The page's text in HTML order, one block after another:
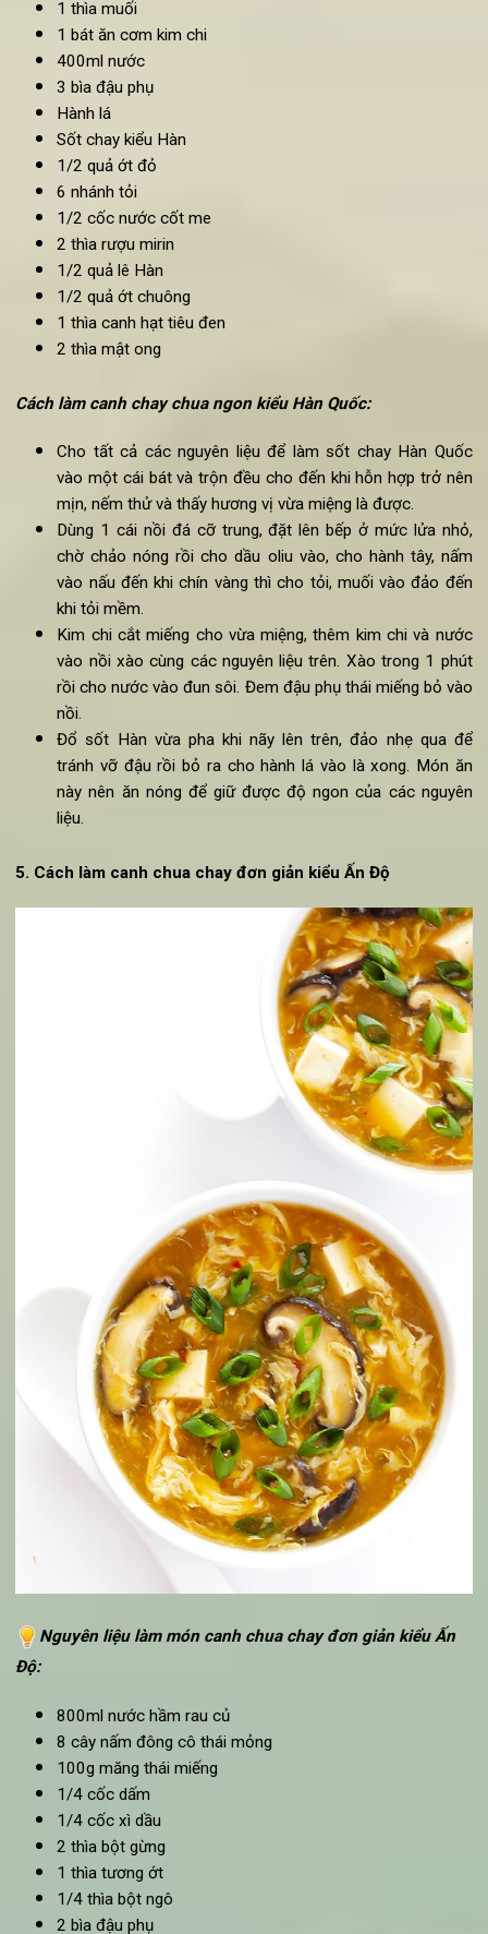
Nguyên liệu làm món
Quốc:
1 thìa dầu oliu
1/4 của hành tây thái miếng
6-7 cây nấm mỡ thái mỏng
2 nhánh tỏi băm
1 bát ăn cơm kim chi
3 bìa đậu phụ
Hành lá
Sốt chay kiểu Hàn
1/2 quả ớt đỏ
6 nhánh tỏi
1/2 cốc nước cốt me
2 thìa rượu mirin
1/2 quả lê Hàn
1/2 quả ớt chuông
1 thìa canh hạt tiêu đen
2 thìa mật ong
Cáchlàmcanh chay chuangon kiểu Hàn Quốc :
vào một cái bát và trộn đều cho đến khi hỗn hợp trở
Dùng 1 cái nồi đá cỡ trung, đặt lên bếp ở mức lửa
chờ chảo nóng rồi cho dầu oliu vào, cho hành tây,
vào nấu đến khi chín vàng thì cho tỏi, muối vào đảo
Kim chi cắt miếng cho vừa miệng, thêm kim chi và
vào nồi xào cùng các nguyên liệu trên. Xào trong 1
rồi cho nước vào đun sôi. Đem đậu phụ thái miếng bỏ
Đổ sốt Hàn vừa pha khi nãy lên trên, đảo nhẹ qua
tránh vỡ đậu rồi bỏ ra cho hành lá vào là xong. Món
này nên ăn nóng để giữ được độ ngon của các
5. Cách làm canh chua chay đơn giản kiểu Ấn Độ